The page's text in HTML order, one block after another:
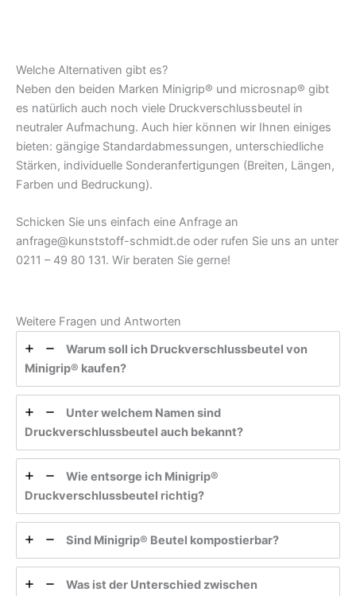
Welche Alternativen gibt es?
Neben den beiden Marken Minigrip® und microsnap® gibt
es natürlich auch noch viele Druckverschlussbeutel in
neutraler Aufmachung. Auch hier können wir Ihnen einiges
bieten: gängige Standardabmessungen, unterschiedliche
Stärken, individuelle Sonderanfertigungen (Breiten, Längen,
Farben und Bedruckung).
Schicken Sie uns einfach eine Anfrage an
anfrage@kunststoff-schmidt.de oder rufen Sie uns an unter
0211 – 49 80 131. Wir beraten Sie gerne!
Weitere Fragen und Antworten
Warum soll ich Druckverschlussbeutel von
Minigrip® kaufen?
Unter welchem Namen sind
Druckverschlussbeutel auch bekannt?
Wie entsorge ich Minigrip®
Druckverschlussbeutel richtig?
Sind Minigrip® Beutel kompostierbar?
Was ist der Unterschied zwischen